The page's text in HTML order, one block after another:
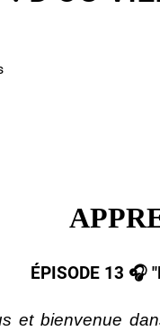
ÉPISODE 13 🎧​
et bienvenue